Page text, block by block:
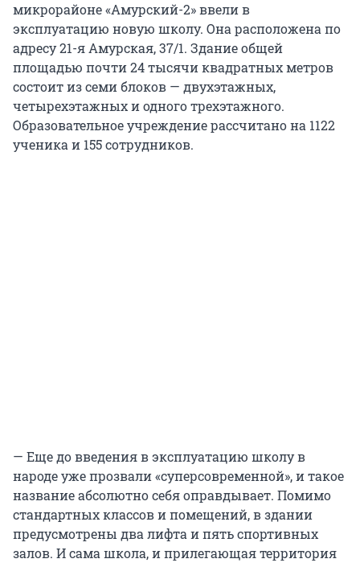
микрорайоне «Амурский-2» ввели в
эксплуатацию новую школу. Она расположена по
адресу 21-я Амурская, 37/1. Здание общей
площадью почти 24 тысячи квадратных метров
состоит из семи блоков — двухэтажных,
четырехэтажных и одного трехэтажного.
Образовательное учреждение рассчитано на 1122
ученика и 155 сотрудников.
— Еще до введения в эксплуатацию школу в
народе уже прозвали «суперсовременной», и такое
название абсолютно себя оправдывает. Помимо
стандартных классов и помещений, в здании
предусмотрены два лифта и пять спортивных
залов. И сама школа, и прилегающая территория